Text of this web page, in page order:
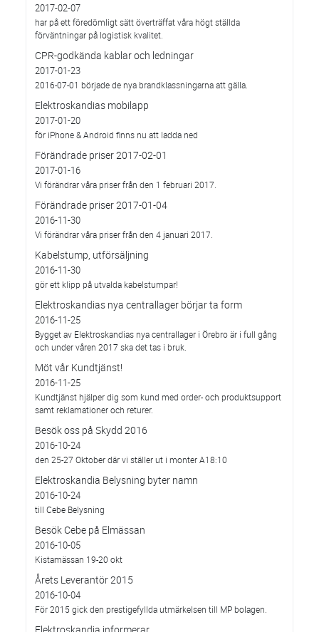
2017-02-07
har på ett föredömligt sätt överträffat våra högt ställda
förväntningar på logistisk kvalitet.
CPR-godkända kablar och ledningar
2017-01-23
2016-07-01 började de nya brandklassningarna att gälla.
Elektroskandias mobilapp
2017-01-20
för iPhone & Android finns nu att ladda ned
Förändrade priser 2017-02-01
2017-01-16
Vi förändrar våra priser från den 1 februari 2017.
Förändrade priser 2017-01-04
2016-11-30
Vi förändrar våra priser från den 4 januari 2017.
Kabelstump, utförsäljning
2016-11-30
gör ett klipp på utvalda kabelstumpar!
Elektroskandias nya centrallager börjar ta form
2016-11-25
Bygget av Elektroskandias nya centrallager i Örebro är i full gång
och under våren 2017 ska det tas i bruk.
Möt vår Kundtjänst!
2016-11-25
Kundtjänst hjälper dig som kund med order- och produktsupport
samt reklamationer och returer.
Besök oss på Skydd 2016
2016-10-24
den 25-27 Oktober där vi ställer ut i monter A18:10
Elektroskandia Belysning byter namn
2016-10-24
till Cebe Belysning
Besök Cebe på Elmässan
2016-10-05
Kistamässan 19-20 okt
Årets Leverantör 2015
2016-10-04
För 2015 gick den prestigefyllda utmärkelsen till MP bolagen.